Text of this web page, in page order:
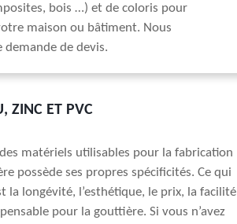
bois …) et de coloris pour
maison ou bâtiment. Nous
demande de devis.
ZINC ET PVC
matériels utilisables pour la fabrication
possède ses propres spécificités. Ce qui
la longévité, l’esthétique, le prix, la facilité
pour la gouttière. Si vous n’avez